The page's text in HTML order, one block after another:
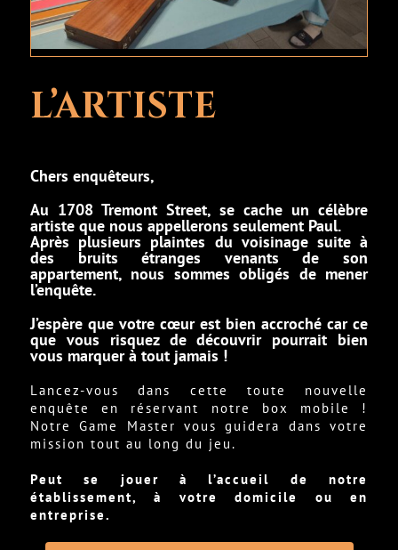
Bon cadeau
Contact
L’ARTISTE
Chers enquêteurs,
Au 1708 Tremont Street, se cache un célèbre
artiste que nous appellerons seulement Paul.
Après plusieurs plaintes du voisinage suite à
des bruits étranges venants de son
appartement, nous sommes obligés de mener
l’enquête.
J’espère que votre cœur est bien accroché car ce
que vous risquez de découvrir pourrait bien
vous marquer à tout jamais !
Lancez-vous dans cette toute nouvelle
enquête en réservant notre box mobile !
Notre Game Master vous guidera dans votre
mission tout au long du jeu.
Peut se jouer à l’accueil de notre
établissement, à votre domicile ou en
entreprise.